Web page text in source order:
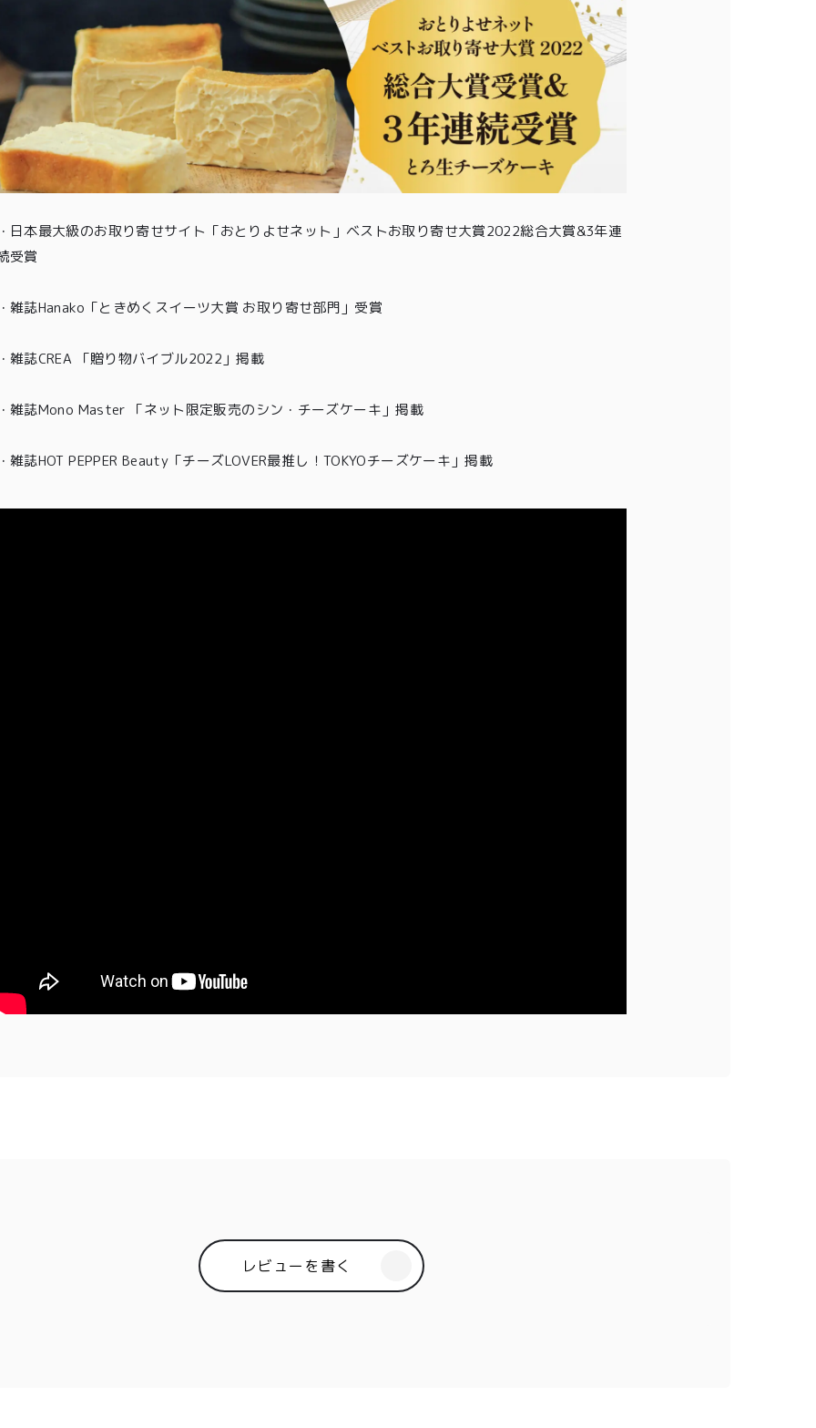
TOP
商品
メンバー
読みもの
会社概要
わせ
ご利用ガ
ログイン
・ 日本最大級のお取り寄せサイト「おとりよせネット」ベストお取り寄せ大賞2022総合大賞&3年連
受賞
・ 雑誌Hanako「ときめくスイーツ大賞 お取り寄せ部門」受賞
・雑誌CREA 「贈り物バイブル2022」掲載
・雑誌Mono Master 「ネット限定販売のシン・チーズケーキ」掲載
・ 雑誌HOT PEPPER Beauty「チーズLOVER最推し！TOKYOチーズケーキ」掲載
レビューを書く